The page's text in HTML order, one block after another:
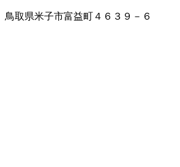
鳥取県米子市富益町４６３９－６